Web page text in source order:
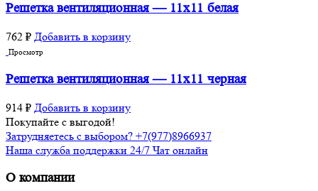
Решетка вентиляционная — 11х11 белая
762 ₽ Добавить в корзину
Просмотр
Решетка вентиляционная — 11х11 черная
914 ₽ Добавить в корзину
Покупайте с выгодой!
Затрудняетесь с выбором? +7(977)8966937
Наша служба поддержки 24/7 Чат онлайн
О компании